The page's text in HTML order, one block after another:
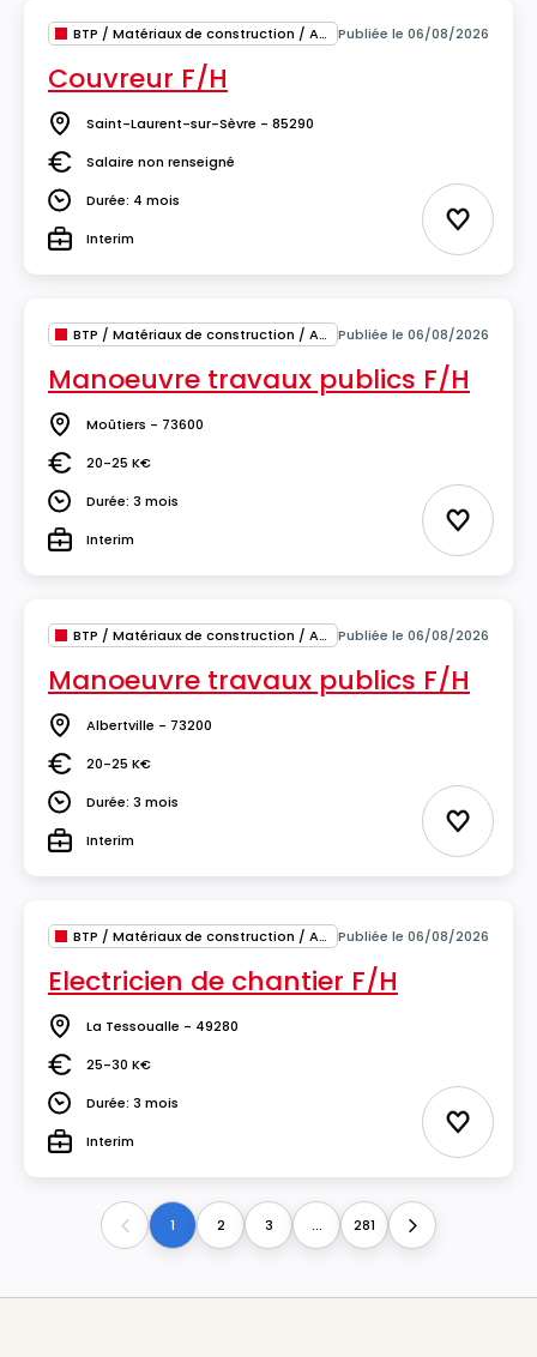
BTP / Matériaux de construction / Architecture Publiée le 06/08/2026
Couvreur F/H
Lieu Saint-Laurent-sur-Sèvre - 85290
SalaireSalaire non renseigné
DuréeDurée: 4 mois
TypeInterim Ajouter
BTP / Matériaux de construction / Architecture Publiée le 06/08/2026
Manoeuvre travaux publics F/H
Lieu Moûtiers - 73600
Salaire20-25 K€
DuréeDurée: 3 mois
TypeInterim Ajouter
BTP / Matériaux de construction / Architecture Publiée le 06/08/2026
Manoeuvre travaux publics F/H
Lieu Albertville - 73200
Salaire20-25 K€
DuréeDurée: 3 mois
TypeInterim Ajouter
BTP / Matériaux de construction / Architecture Publiée le 06/08/2026
Electricien de chantier F/H
Lieu La Tessoualle - 49280
Salaire25-30 K€
DuréeDurée: 3 mois
TypeInterim Ajouter
Previous1 2 3 ... 281 Next